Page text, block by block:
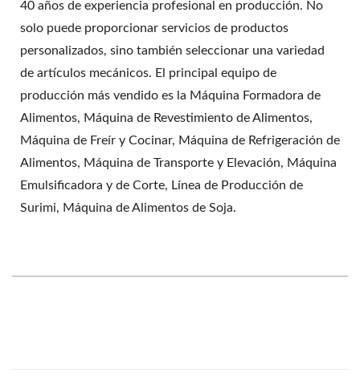
40 años de experiencia profesional en producción. No
solo puede proporcionar servicios de productos
personalizados, sino también seleccionar una variedad
de artículos mecánicos. El principal equipo de
producción más vendido es la Máquina Formadora de
Alimentos, Máquina de Revestimiento de Alimentos,
Máquina de Freír y Cocinar, Máquina de Refrigeración de
Alimentos, Máquina de Transporte y Elevación, Máquina
Emulsificadora y de Corte, Línea de Producción de
Surimi, Máquina de Alimentos de Soja.